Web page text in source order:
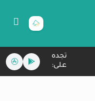
تجده
على: